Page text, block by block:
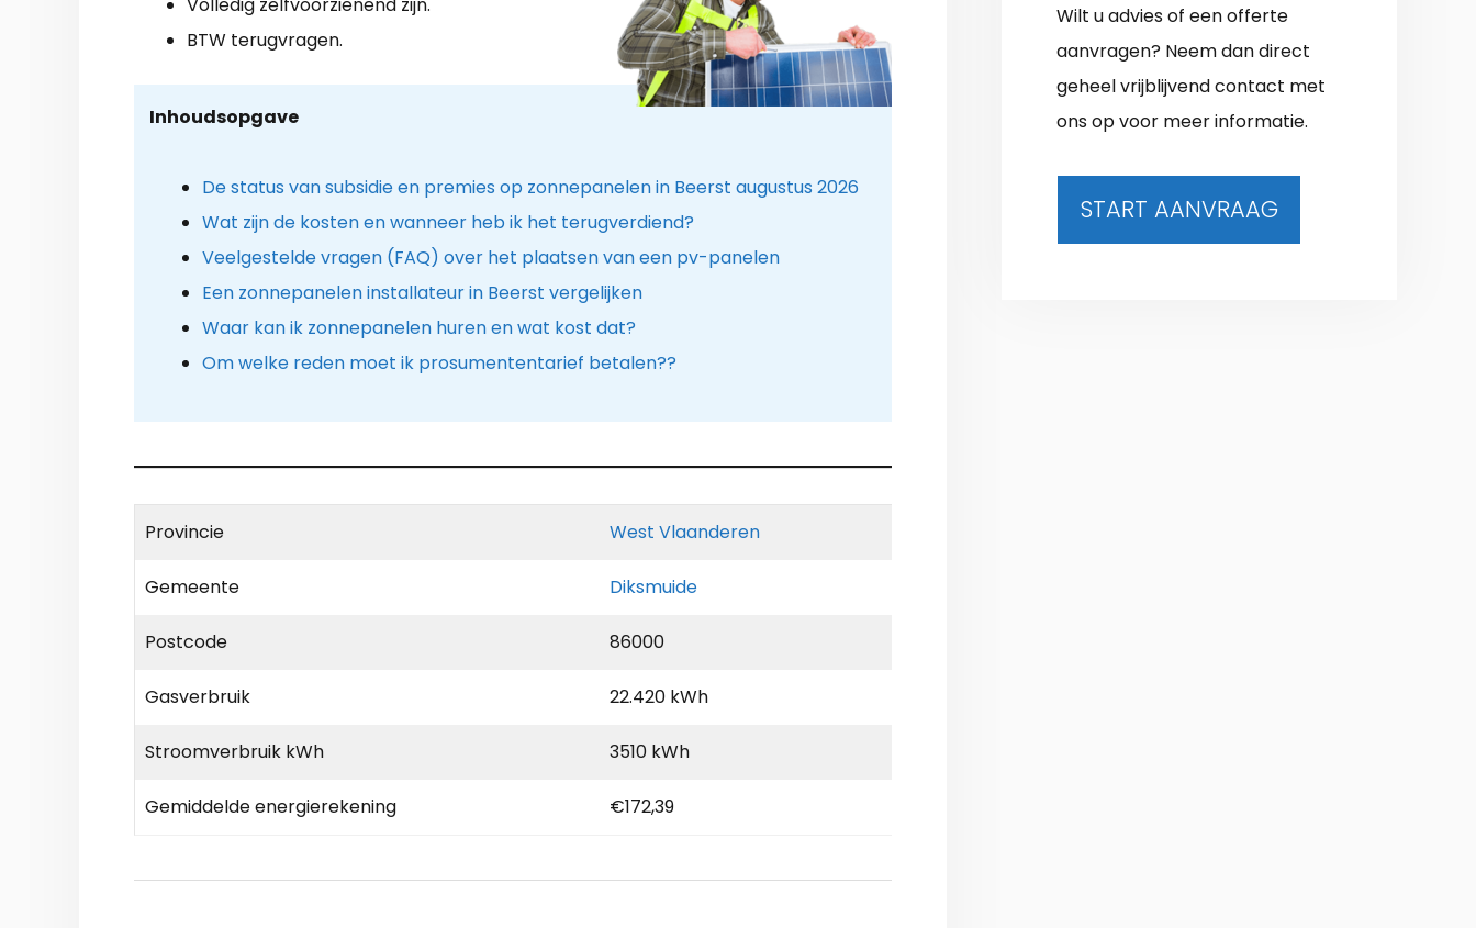
BTW terugvragen.
Inhoudsopgave
De status van subsidie en premies op zonnepanelen in Beerst augustus 2026
Wat zijn de kosten en wanneer heb ik het terugverdiend?
Veelgestelde vragen (FAQ) over het plaatsen van een pv-panelen
Een zonnepanelen installateur in Beerst vergelijken
Waar kan ik zonnepanelen huren en wat kost dat?
Om welke reden moet ik prosumententarief betalen??
Provincie West Vlaanderen
Gemeente Diksmuide
Postcode 86000
Gasverbruik 22.420 kWh
Stroomverbruik kWh 3510 kWh
Gemiddelde energierekening €172,39
Wilt u advies of een offerte
aanvragen? Neem dan direct
geheel vrijblijvend contact met
ons op voor meer informatie.
START AANVRAAG